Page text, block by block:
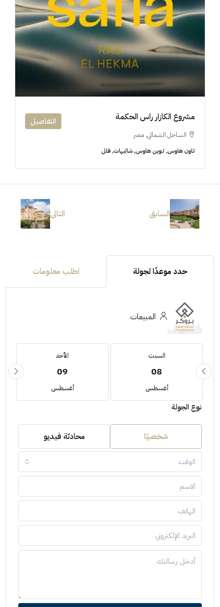
مشروع الكازار راس الحكمة
الساحل الشمالي, مصر
تاون هاوس, توين هاوس, شاليهات, فلل
التفاصيل
السابق التالى
حدد موعدًا لجولة اطلب معلومات
المبيعات
السبت
08
أغسطس
الأحد
09
أغسطس
نوع الجولة
شخصيًا محادثة فيديو
الوقت